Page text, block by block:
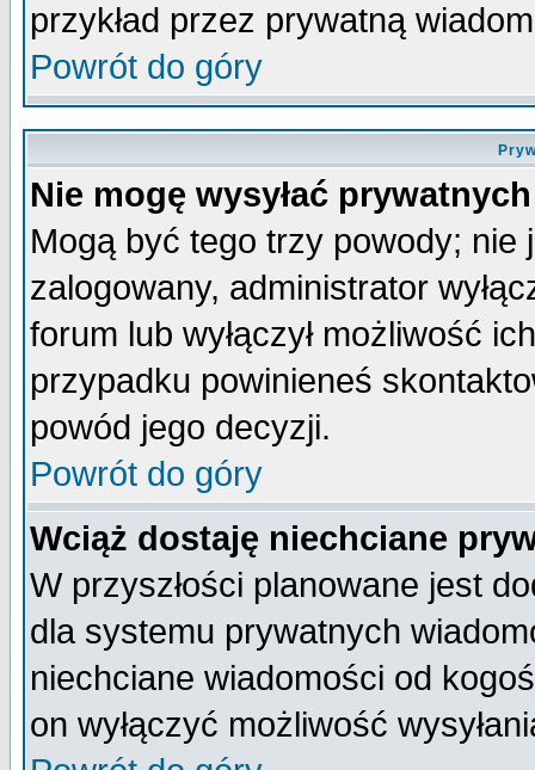
przykład przez prywatną
Powrót do góry
Nie mogę wysyłać
Mogą być tego trzy powody;
zalogowany, administrator
forum lub wyłączył możliwość
przypadku powinieneś
powód jego decyzji.
Powrót do góry
Wciąż dostaję niechciane
W przyszłości planowane jest
dla systemu prywatnych
niechciane wiadomości od
on wyłączyć możliwość